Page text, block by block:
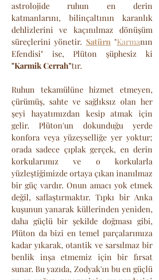
astrolojide ruhun en derin
katmanlarını, bilinçaltının karanlık
dehlizlerini ve kaçınılmaz dönüşüm
süreçlerini yönetir. Satürn "Karmanın
"Karmik Cerrah"tır.
Ruhun tekamülüne hizmet etmeyen,
çürümüş, sahte ve sağlıksız olan her
şeyi hayatımızdan kesip atmak için
gelir. Plüton'un dokunduğu yerde
konfora veya yüzeyselliğe yer yoktur;
orada sadece çıplak gerçek, en derin
korkularımız ve o korkularla
yüzleştiğimizde ortaya çıkan inanılmaz
bir güç vardır. Onun amacı yok etmek
değil, saflaştırmaktır. Tıpkı bir Anka
kuşunun yanarak küllerinden yeniden,
daha güçlü bir şekilde doğması gibi,
Plüton da bizi en temel parçalarımıza
kadar yıkarak, otantik ve sarsılmaz bir
benlik inşa etmemiz için bir fırsat
sunar. Bu yazıda, Zodyak'ın bu en güçlü